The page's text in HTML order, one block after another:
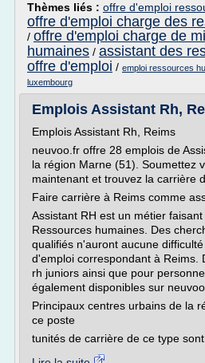
Thèmes liés : offre d'emploi
offre d'emploi charge des
/ offre d'emploi charge de
humaines / assistant des
offre d'emploi / emploi ressources
luxembourg
Emplois Assistant Rh,
Emplois Assistant Rh, Reims
neuvoo.fr offre 28 emplois de
la région Marne (51). Soumettez
maintenant et trouvez la carrière
Faire carrière à Reims comme
Assistant RH est un métier
Ressources humaines. Des
qualifiés n'auront aucune
d'emploi correspondant à Reims.
rh juniors ainsi que pour
également disponibles sur
Principaux centres urbains de la
ce poste
tunités de carrière de ce type